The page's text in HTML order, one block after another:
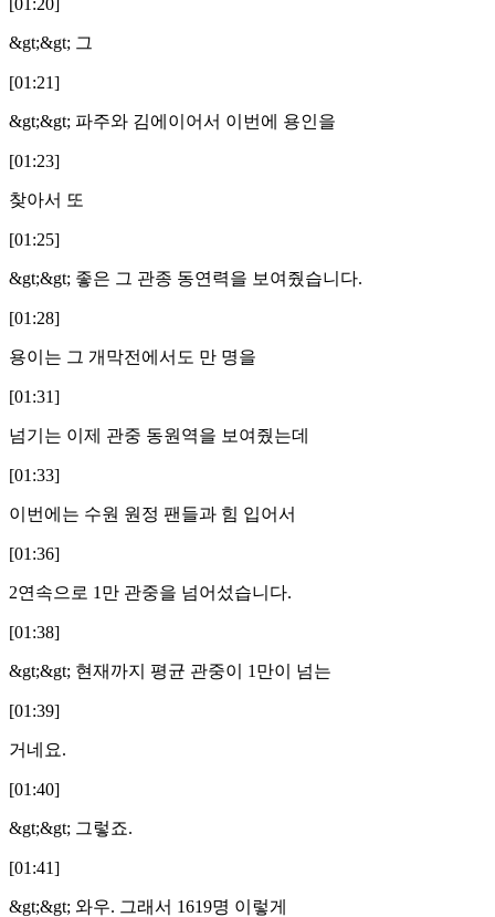
&gt;&gt; 그
[01:21]
&gt;&gt; 파주와 김에이어서 이번에 용인을
[01:23]
찾아서 또
[01:25]
&gt;&gt; 좋은 그 관종 동연력을 보여줬습니다.
[01:28]
용이는 그 개막전에서도 만 명을
[01:31]
넘기는 이제 관중 동원역을 보여줬는데
[01:33]
이번에는 수원 원정 팬들과 힘 입어서
[01:36]
2연속으로 1만 관중을 넘어섰습니다.
[01:38]
&gt;&gt; 현재까지 평균 관중이 1만이 넘는
[01:39]
거네요.
[01:40]
&gt;&gt; 그렇죠.
[01:41]
&gt;&gt; 와우. 그래서 1619명 이렇게